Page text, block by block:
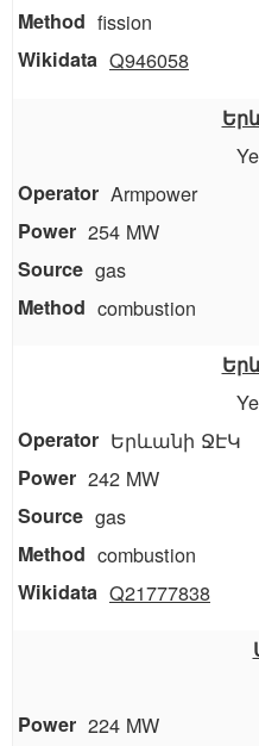
fission
Q946058
Armpower
254 MW
gas
combustion
Երևանի ՋԷԿ
242 MW
gas
combustion
Q21777838
224 MW